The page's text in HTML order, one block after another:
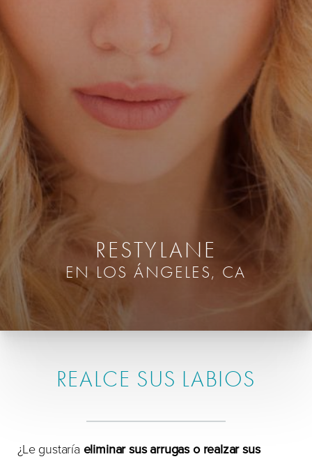
RESTYLANE
EN LOS ÁNGELES, CA
REALCE SUS LABIOS
¿Le gustaría eliminar sus arrugas o realzar sus